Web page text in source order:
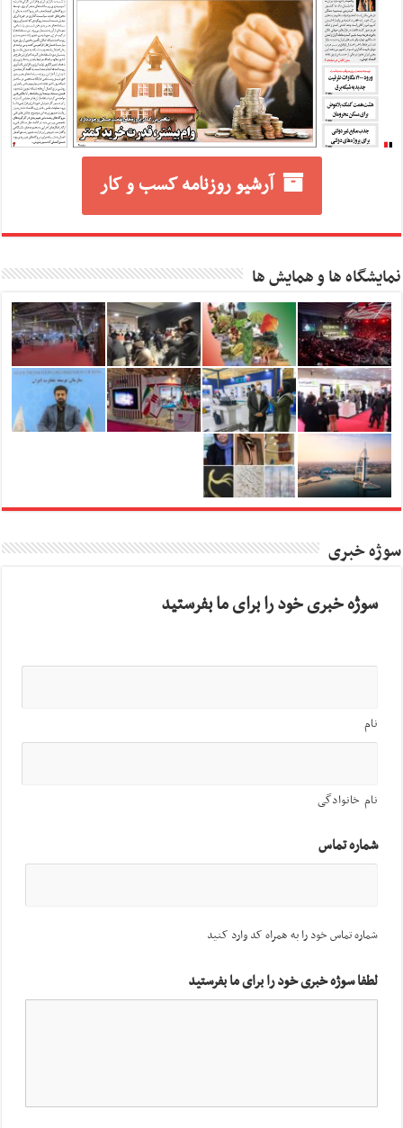
آرشیو روزنامه کسب و کار
نمایشگاه ها و همایش ها
سوژه خبری
سوژه خبری خود را برای ما بفرستید
نام
نام خانوادگی
شماره تماس
شماره تماس خود را به همراه کد وارد کنید
لطفا سوژه خبری خود را برای ما بفرستید